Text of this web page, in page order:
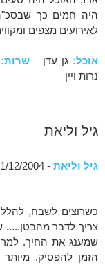
היה חמים כך
לאירועים מצפים
אוכל: גן עדן שרות:
נרות ויין
גיל וליאת
גיל וליאת - 1/12/2004
כשרוצים לשבח,
צריך לדבר מהבטן.....
שמענג את החיך.
הזמן להפסיק, מיותר